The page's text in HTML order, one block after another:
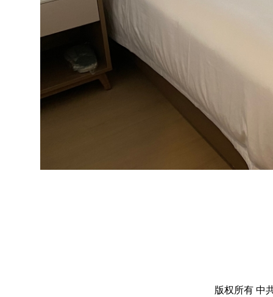
版权所有 中